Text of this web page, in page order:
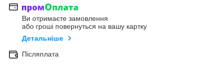
Ви отримаєте замовлення
або гроші повернуться на вашу картку
Детальніше
Післяплата